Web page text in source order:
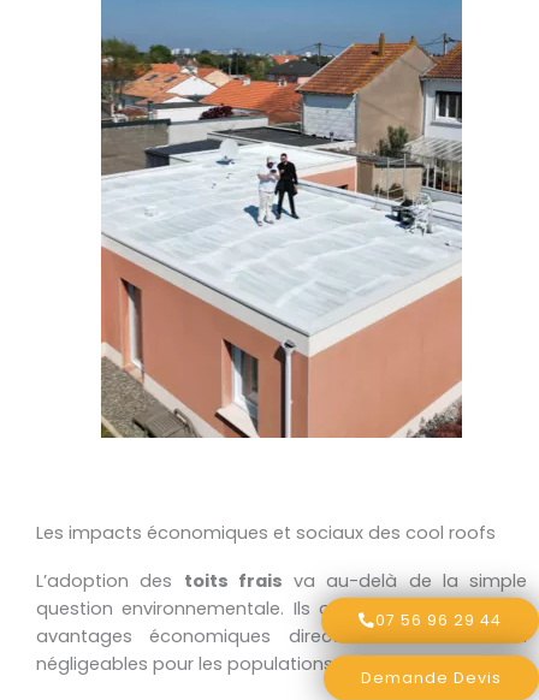
Les impacts économiques et sociaux des cool roofs
L’adoption des toits frais va au-delà de la simple
question environnementale. Ils offrent également des
avantages économiques directs et indirects non
négligeables pour les populations locales.
07 56 96 29 44
Demande Devis